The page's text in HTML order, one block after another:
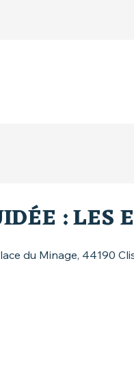
: LES
du Minage, 44190